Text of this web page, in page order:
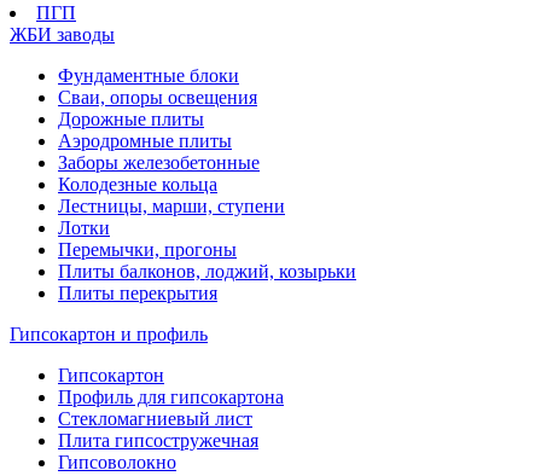
ПГП
ЖБИ заводы
Фундаментные блоки
Сваи, опоры освещения
Дорожные плиты
Аэродромные плиты
Заборы железобетонные
Колодезные кольца
Лестницы, марши, ступени
Лотки
Перемычки, прогоны
Плиты балконов, лоджий, козырьки
Плиты перекрытия
Гипсокартон и профиль
Гипсокартон
Профиль для гипсокартона
Стекломагниевый лист
Плита гипсостружечная
Гипсоволокно